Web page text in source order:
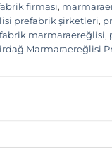
firması,
prefabrik şirketleri,
marmaraereğlisi,
Marmaraereğlisi